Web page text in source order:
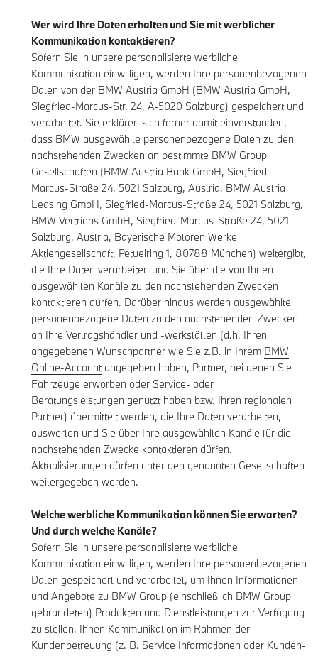
Wer wird Ihre Daten erhalten und Sie mit werblicher
Kommunikation kontaktieren?
Sofern Sie in unsere personalisierte werbliche
Kommunikation einwilligen, werden Ihre personenbezogenen
Daten von der BMW Austria GmbH (BMW Austria GmbH,
Siegfried-Marcus-Str. 24, A-5020 Salzburg) gespeichert und
verarbeitet. Sie erklären sich ferner damit einverstanden,
dass BMW ausgewählte personenbezogene Daten zu den
nachstehenden Zwecken an bestimmte BMW Group
Gesellschaften (BMW Austria Bank GmbH, Siegfried-
Marcus-Straße 24, 5021 Salzburg, Austria, BMW Austria
Leasing GmbH, Siegfried-Marcus-Straße 24, 5021 Salzburg,
BMW Vertriebs GmbH, Siegfried-Marcus-Straße 24, 5021
Salzburg, Austria, Bayerische Motoren Werke
Aktiengesellschaft, Petuelring 1, 80788 München) weitergibt,
die Ihre Daten verarbeiten und Sie über die von Ihnen
ausgewählten Kanäle zu den nachstehenden Zwecken
kontaktieren dürfen. Darüber hinaus werden ausgewählte
personenbezogene Daten zu den nachstehenden Zwecken
an Ihre Vertragshändler und -werkstätten (d.h. Ihren
angegebenen Wunschpartner wie Sie z.B. in Ihrem BMW
Online-Accountangegeben haben, Partner, bei denen Sie
Fahrzeuge erworben oder Service- oder
Beratungsleistungen genutzt haben bzw. Ihren regionalen
Partner) übermittelt werden, die Ihre Daten verarbeiten,
auswerten und Sie über Ihre ausgewählten Kanäle für die
nachstehenden Zwecke kontaktieren dürfen.
Aktualisierungen dürfen unter den genannten Gesellschaften
weitergegeben werden.
Welche werbliche Kommunikation können Sie erwarten?
Und durch welche Kanäle?
Sofern Sie in unsere personalisierte werbliche
Kommunikation einwilligen, werden Ihre personenbezogenen
Daten gespeichert und verarbeitet, um Ihnen Informationen
und Angebote zu BMW Group (einschließlich BMW Group
gebrandeten) Produkten und Dienstleistungen zur Verfügung
zu stellen, Ihnen Kommunikation im Rahmen der
Kundenbetreuung (z. B. Service Informationen oder Kunden-